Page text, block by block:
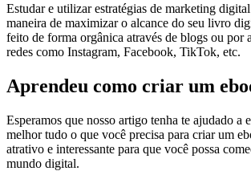
Estudar e utilizar estratégias de marketing
maneira de maximizar o alcance do seu livro
feito de forma orgânica através de blogs ou por
redes como Instagram, Facebook, TikTok, etc.
Aprendeu como criar um
Esperamos que nosso artigo tenha te ajudado a
melhor tudo o que você precisa para criar um
atrativo e interessante para que você possa
mundo digital.